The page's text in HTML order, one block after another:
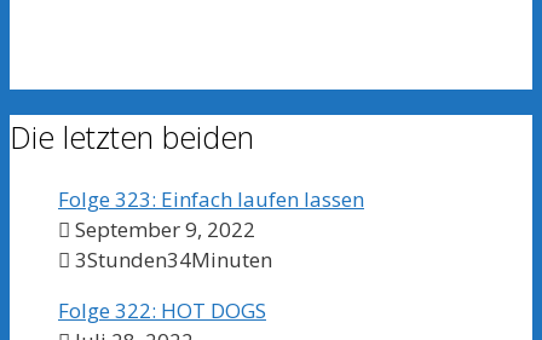
Die letzten beiden
Folge 323: Einfach laufen lassen
September 9, 2022
3Stunden34Minuten
Folge 322: HOT DOGS